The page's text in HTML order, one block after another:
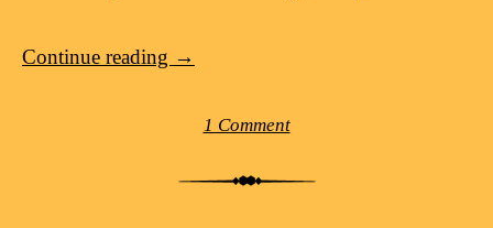
Continue reading →
1 Comment